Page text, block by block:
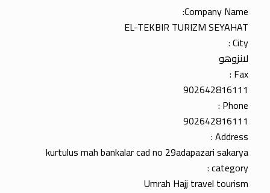
Company Name:
EL-TEKBIR TURIZM SEYAHAT
City :
لانزوهو
Fax :
902642816111
Phone :
902642816111
Address :
kurtulus mah bankalar cad no 29adapazari sakarya
category :
Umrah Hajj travel tourism